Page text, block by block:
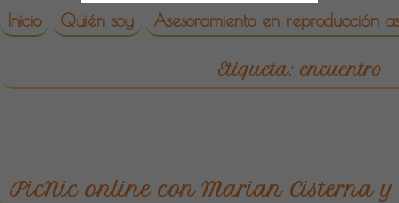
reproduccion asistida
Skip to content
Inicio Quién soy Asesoramiento en reproducción
Etiqueta:encuentro
PicNic online con Marian Cisterna